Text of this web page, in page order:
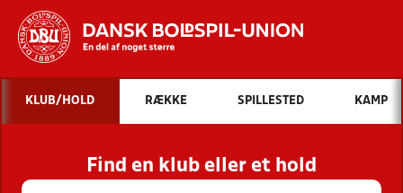
Hvad vil du søge efter?
INDHOLD OG NYHEDER
STILLINGER, RESULTATER, KLUBBER OG
HOLD
KLUB/HOLD RÆKKE SPILLESTED KAMP
Find en klub eller et hold